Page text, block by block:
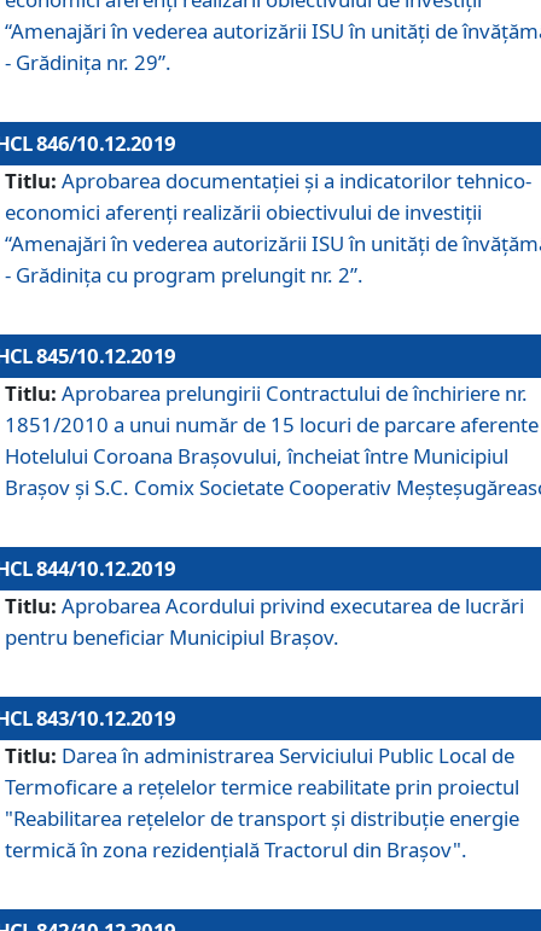
“Amenajări în vederea autorizării ISU în unități de
- Grădinița nr. 29”.
846/10.12.2019
Titlu: Aprobarea documentației și a indicatorilor tehnico-
economici aferenți realizării obiectivului de investiții
“Amenajări în vederea autorizării ISU în unități de
- Grădinița cu program prelungit nr. 2”.
845/10.12.2019
Titlu: Aprobarea prelungirii Contractului de închiriere nr.
1851/2010 a unui număr de 15 locuri de parcare aferente
Hotelului Coroana Brașovului, încheiat între Municipiul
Braşov şi S.C. Comix Societate Cooperativ
844/10.12.2019
Titlu: Aprobarea Acordului privind executarea de lucrări
pentru beneficiar Municipiul Brașov.
843/10.12.2019
Titlu: Darea în administrarea Serviciului Public Local de
Termoficare a rețelelor termice reabilitate prin proiectul
"Reabilitarea reţelelor de transport şi distribuţie energie
termică în zona rezidenţială Tractorul din Braşov".